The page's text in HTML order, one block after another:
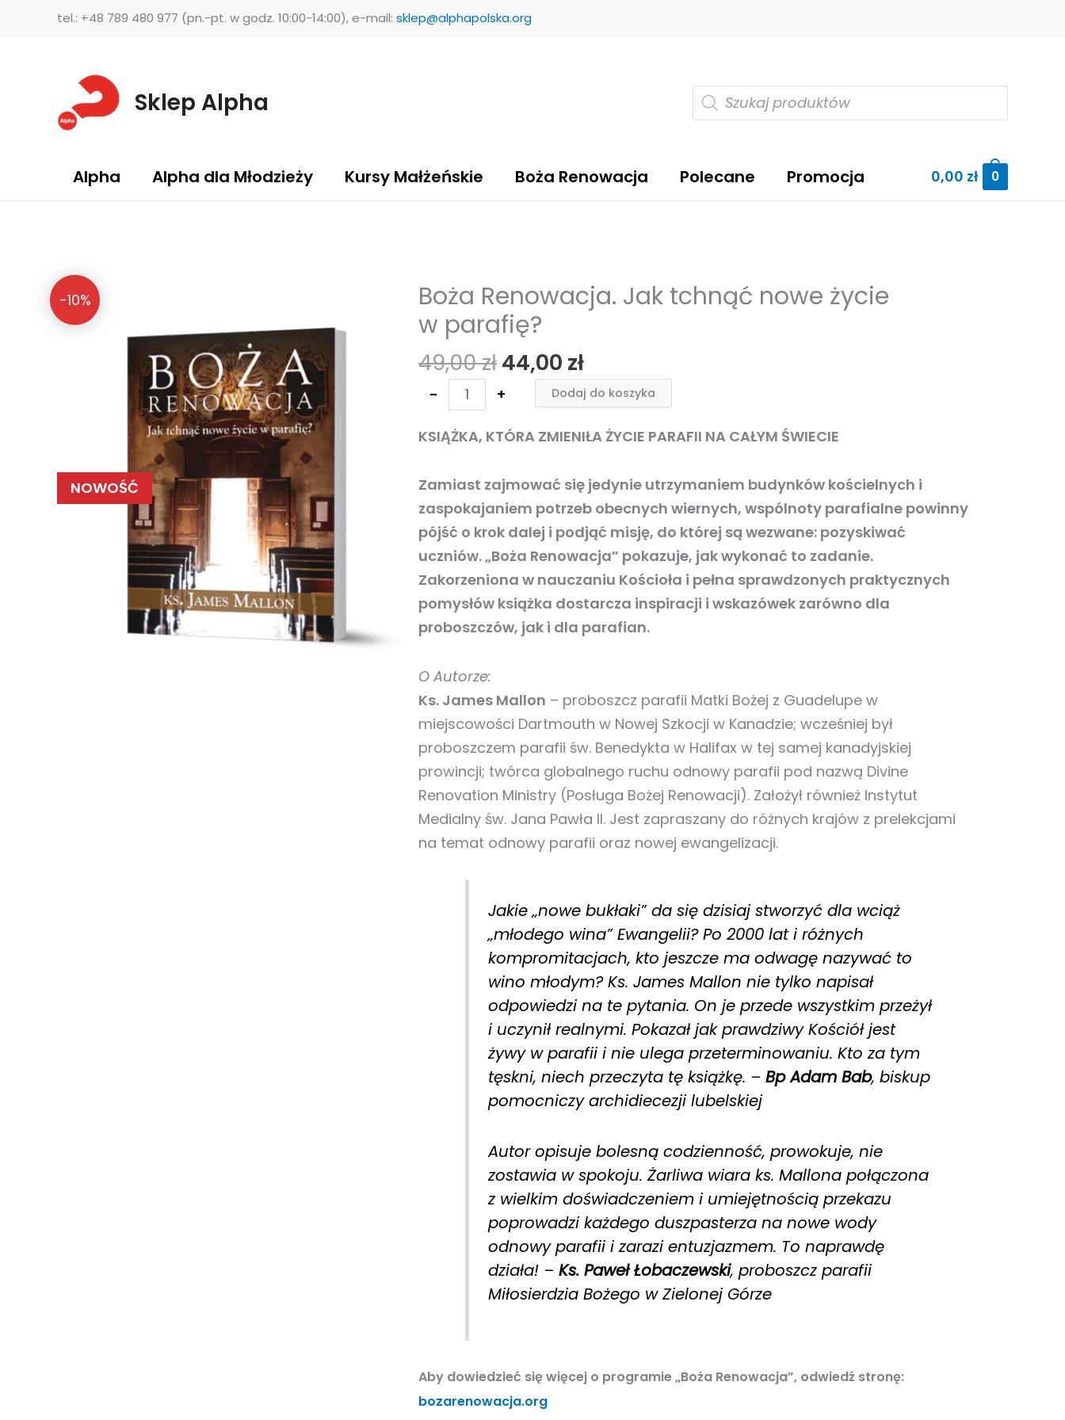
tel.: +48 789 480 977 (pn.-pt. w godz. 10:00-14:00), e-mail: sklep@alphapolska.org
Sklep Alpha Wyszukiwarka
produktów
Alpha Alpha dla Młodzieży Kursy Małżeńskie Boża Renowacja Polecane Promocja 0,00 zł 0
-10%
NOWOŚĆ
Boża Renowacja. Jak tchnąć nowe życie
w parafię?
49,00zł
Pierwotna
cena
wynosiła:
49,00 zł.
44,00 zł
Aktualna
cena
44,00 zł.
-
ilość
Boża
Renowacja.
Jak
tchnąć
nowe
życie
parafię?
+ Dodaj do koszyka
KSIĄŻKA, KTÓRA ZMIENIŁA ŻYCIE PARAFII NA CAŁYM ŚWIECIE
Zamiast zajmować się jedynie utrzymaniem budynków kościelnych i
zaspokajaniem potrzeb obecnych wiernych, wspólnoty parafialne powinny
pójść o krok dalej i podjąć misję, do której są wezwane: pozyskiwać
uczniów. „Boża Renowacja” pokazuje, jak wykonać to zadanie.
Zakorzeniona w nauczaniu Kościoła i pełna sprawdzonych praktycznych
pomysłów książka dostarcza inspiracji i wskazówek zarówno dla
proboszczów, jak i dla parafian.
O Autorze:
Ks. James Mallon – proboszcz parafii Matki Bożej z Guadelupe w
miejscowości Dartmouth w Nowej Szkocji w Kanadzie; wcześniej był
proboszczem parafii św. Benedykta w Halifax w tej samej kanadyjskiej
prowincji; twórca globalnego ruchu odnowy parafii pod nazwą Divine
Renovation Ministry (Posługa Bożej Renowacji). Założył również Instytut
Medialny św. Jana Pawła II. Jest zapraszany do różnych krajów z prelekcjami
na temat odnowy parafii oraz nowej ewangelizacji.
Jakie „nowe bukłaki” da się dzisiaj stworzyć dla wciąż
„młodego wina” Ewangelii? Po 2000 lat i różnych
kompromitacjach, kto jeszcze ma odwagę nazywać to
wino młodym? Ks. James Mallon nie tylko napisał
odpowiedzi na te pytania. On je przede wszystkim przeżył
i uczynił realnymi. Pokazał jak prawdziwy Kościół jest
żywy w parafii i nie ulega przeterminowaniu. Kto za tym
tęskni, niech przeczyta tę książkę. –Bp Adam Bab, biskup
pomocniczy archidiecezji lubelskiej
Autor opisuje bolesną codzienność, prowokuje, nie
zostawia w spokoju. Żarliwa wiara ks. Mallona połączona
z wielkim doświadczeniem i umiejętnością przekazu
poprowadzi każdego duszpasterza na nowe wody
odnowy parafii i zarazi entuzjazmem. To naprawdę
działa! –Ks. Paweł Łobaczewski, proboszcz parafii
Miłosierdzia Bożego w Zielonej Górze
Aby dowiedzieć się więcej o programie „Boża Renowacja”, odwiedź stronę:
bozarenowacja.org